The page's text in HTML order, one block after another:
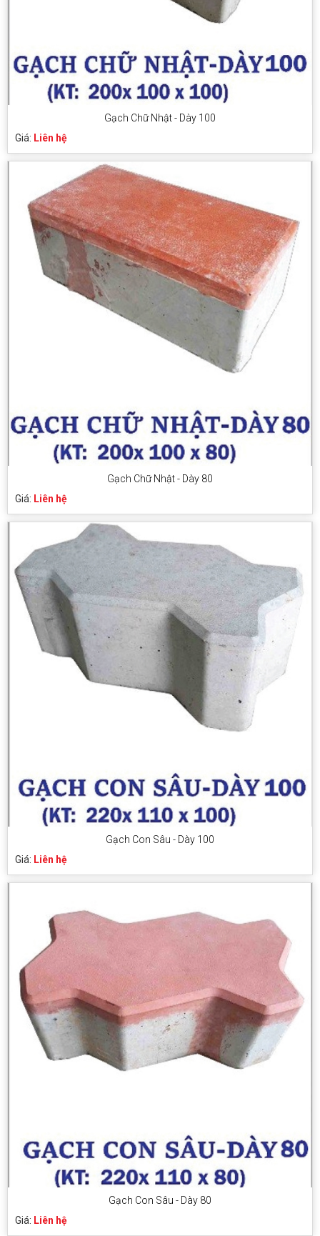
Gạch Chữ Nhật - Dày 100
Giá: Liên hệ
Gạch Chữ Nhật - Dày 80
Giá: Liên hệ
Gạch Con Sâu - Dày 100
Giá: Liên hệ
Gạch Con Sâu - Dày 80
Giá: Liên hệ